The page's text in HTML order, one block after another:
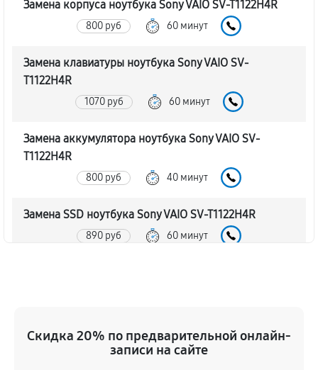
Замена корпуса ноутбука Sony VAIO SV-T1122H4R
800 руб 60 минут
Замена клавиатуры ноутбука Sony VAIO SV-
T1122H4R
1070 руб 60 минут
Замена аккумулятора ноутбука Sony VAIO SV-
T1122H4R
800 руб 40 минут
Замена SSD ноутбука Sony VAIO SV-T1122H4R
890 руб 60 минут
Замена северного моста
2340 руб 80 минут
Скидка 20% по предварительной онлайн-
записи на сайте